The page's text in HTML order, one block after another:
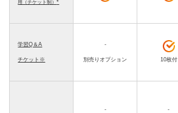
用（チケット制）*
学習Q＆A
チケット※
-
別売りオプション 10枚付
- -